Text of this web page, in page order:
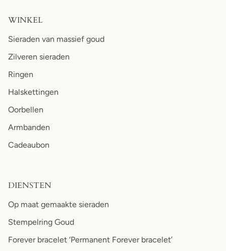
WINKEL
Sieraden van massief goud
Zilveren sieraden
Ringen
Halskettingen
Oorbellen
Armbanden
Cadeaubon
DIENSTEN
Op maat gemaakte sieraden
Stempelring Goud
Forever bracelet ‘Permanent Forever bracelet’